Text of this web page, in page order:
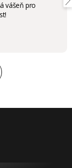
vášeň pro